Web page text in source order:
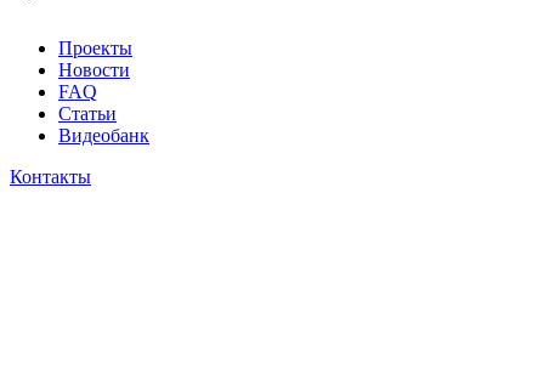
Проекты
Новости
FAQ
Статьи
Видеобанк
Контакты